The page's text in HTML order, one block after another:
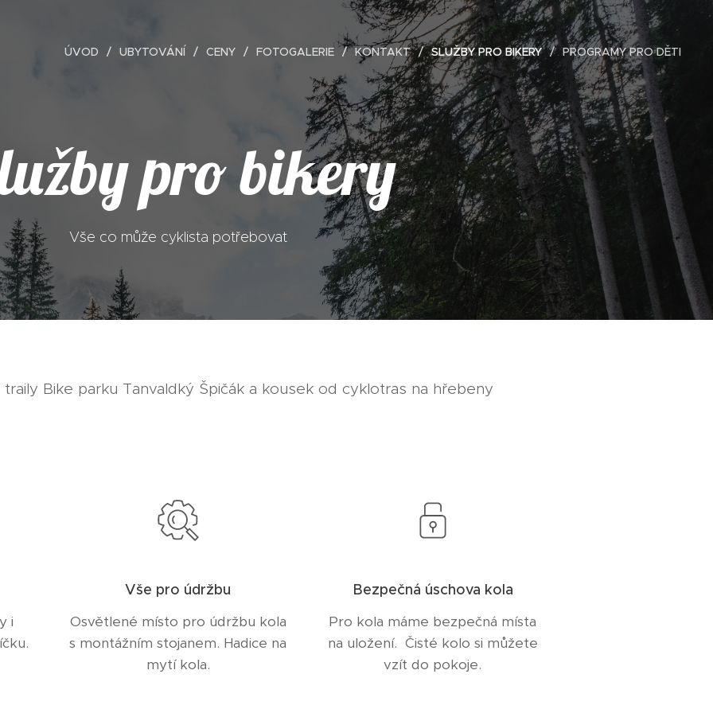
ÚVOD UBYTOVÁNÍ CENY FOTOGALERIE KONTAKT SLUŽBY PRO BIKERY PROGRAMY PRO DĚTI
pro bikery
Vše co může cyklista potřebovat
Bike parku Tanvaldký Špičák a kousek od cyklotras na hřebeny
i
Vše pro údržbu
Osvětlené místo pro údržbu kola
s montážním stojanem. Hadice na
mytí kola.
Bezpečná úschova kola
Pro kola máme bezpečná místa
na uložení. Čisté kolo si můžete
vzít do pokoje.